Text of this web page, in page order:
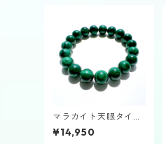
マラカイト天眼タイプ
10㎜ブレスレット
¥14,950